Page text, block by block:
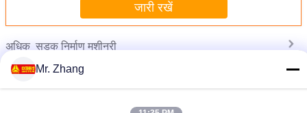
जारी रखें
अधिक सड़क निर्माण मशीनरी
Mr. Zhang